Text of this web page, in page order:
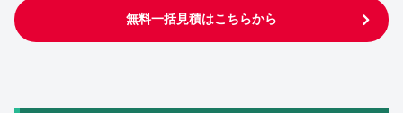
無料一括見積はこちらから